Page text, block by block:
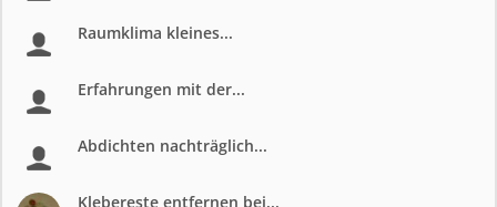
Raumklima kleines...
Erfahrungen mit der...
Abdichten nachträglich...
Klebereste entfernen bei...